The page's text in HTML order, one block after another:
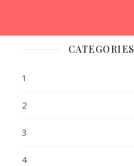
CATEGORIES
1
2
3
4